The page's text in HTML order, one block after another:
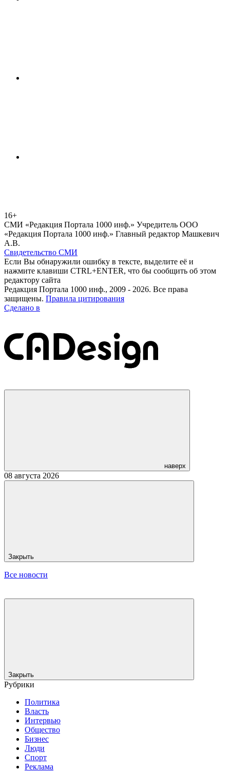
16+
СМИ «Редакция Портала 1000 инф.» Учредитель ООО
«Редакция Портала 1000 инф.» Главный редактор Машкевич
А.В.
Свидетельство СМИ
Если Вы обнаружили ошибку в тексте, выделите её и
нажмите клавиши CTRL+ENTER, что бы сообщить об этом
редактору сайта
Редакция Портала 1000 инф., 2009 - 2026. Все права
защищены. Правила цитирования
Сделано в
наверх
08 августа 2026
Закрыть
Все новости
Закрыть
Рубрики
Политика
Власть
Интервью
Общество
Бизнес
Люди
Спорт
Реклама